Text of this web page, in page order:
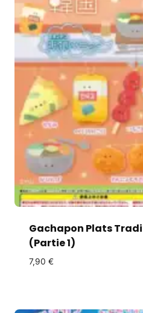
Gachapon Plats
(Partie 1)
7,90 €